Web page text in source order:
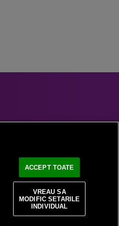
ACCEPT TOATE
VREAU SA
MODIFIC SETARILE
INDIVIDUAL